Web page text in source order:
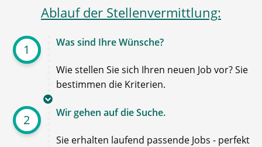
Ablauf der Stellenvermittlung:
1 Was sind Ihre Wünsche?
Wie stellen Sie sich Ihren neuen Job vor? Sie
bestimmen die Kriterien.
2 Wir gehen auf die Suche.
Sie erhalten laufend passende Jobs - perfekt